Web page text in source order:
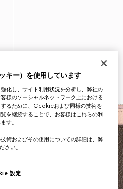
キー）を使用しています
化し、サイト利用状況を分析し、弊社の
様のソーシャルネットワーク上における
るために、Cookieおよび同様の技術を
を継続することで、お客様はこれらの利
す。
術およびその使用についての詳細は、弊
さい。
設定